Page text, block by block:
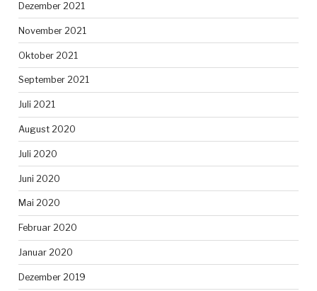
Dezember 2021
November 2021
Oktober 2021
September 2021
Juli 2021
August 2020
Juli 2020
Juni 2020
Mai 2020
Februar 2020
Januar 2020
Dezember 2019